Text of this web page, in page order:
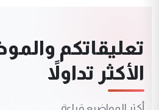
تعليقاتكم
الأكثر تداولاً